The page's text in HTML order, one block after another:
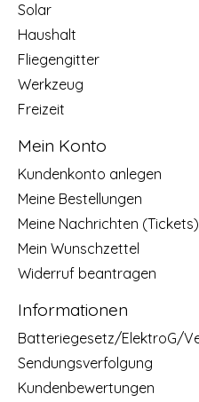
Solar
Haushalt
Fliegengitter
Werkzeug
Freizeit
Mein Konto
Kundenkonto anlegen
Meine Bestellungen
Meine Nachrichten (Tickets)
Mein Wunschzettel
Widerruf beantragen
Informationen
Batteriegesetz/ElektroG/
Sendungsverfolgung
Kundenbewertungen